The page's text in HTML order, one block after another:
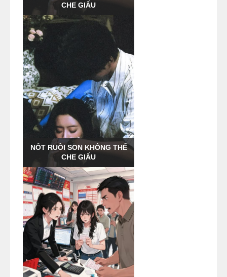
CHE GIẤU
NỐT RUỒI SON KHÔNG THỂ
CHE GIẤU